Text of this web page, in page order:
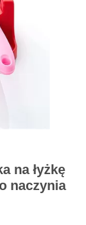
na łyżkę
naczynia